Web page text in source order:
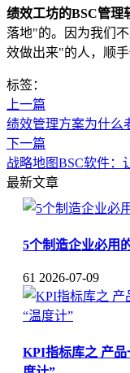
绩效工坊的BSC管理
落地"的。因为我们
效做出来"的人，顺手
标签：
上一篇
绩效管理方案为什么
下一篇
战略地图BSC软件：
最新文章
5个制造企业必用
61 2026-07-09
KPI指标库之 产